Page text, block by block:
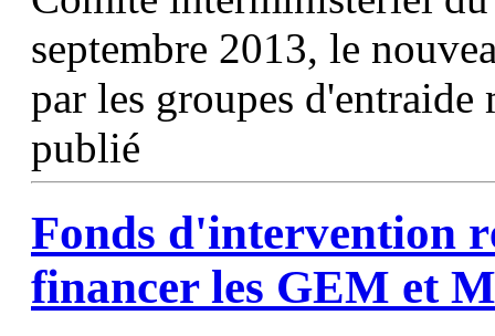
septembre 2013, le
par les groupes d'entraide
publié
Fonds d'intervention
financer les GEM et